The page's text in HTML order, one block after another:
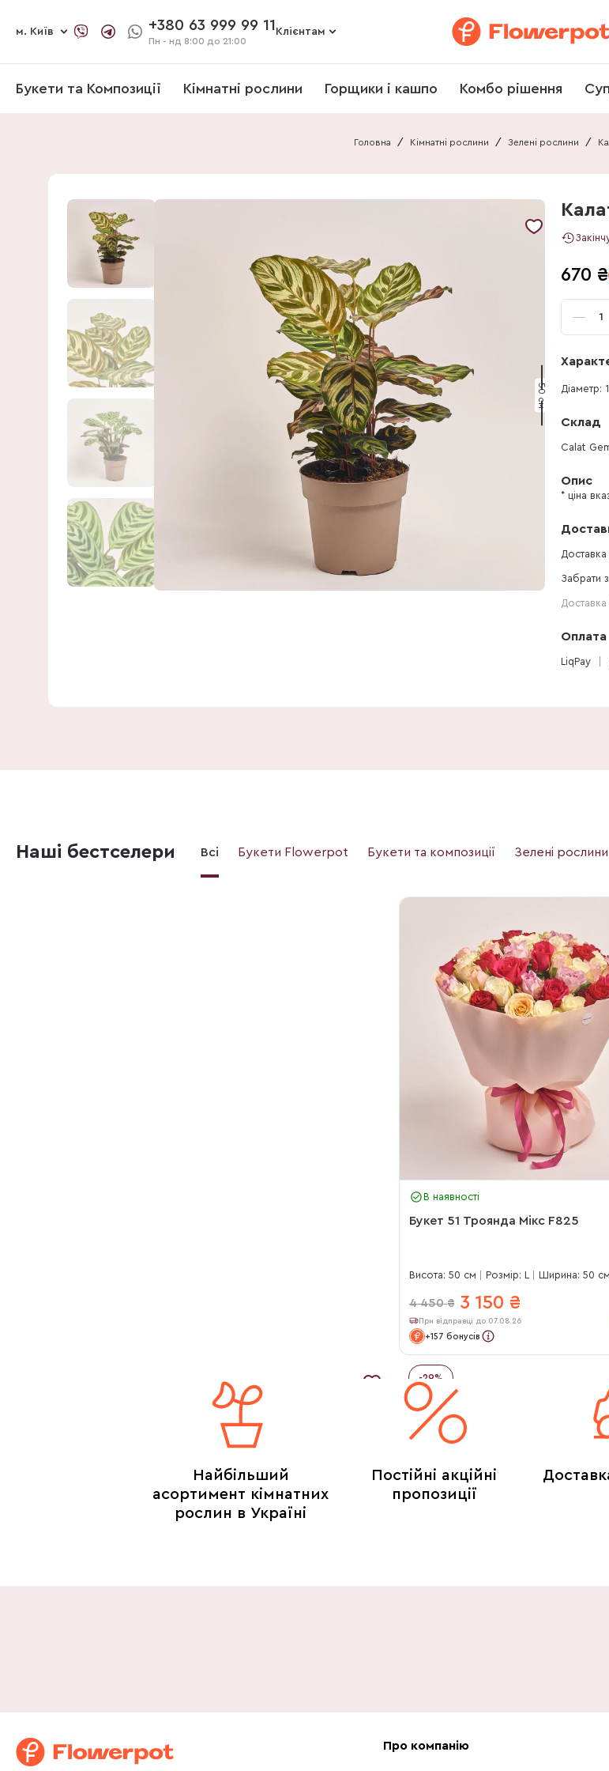
м. Київ +380 63 999 99 11
Пн - нд 8:00 до 21:00
Клієнтам
Букети та Композиції Кімнатні рослини Горщики і кашпо Комбо рішення
Головна / Кімнатні рослини / Зелені рослини /
50 см
670 ₴
1
Діаметр:
Склад
Calat
Опис
* ціна
Доставка
Забрати
Оплата
LiqPay
Наші бестселери Всі Букети Flowerpot Букети та композиції Зелені рослини
В наявності
Букет 51 Троянда Мікс F825
Висота: 50 см Розмір: L Ширина: 50 см
4 450 ₴ 3 150 ₴
При відправці до 07.08.26
+157 бонусів
-29%
Найбільший
асортимент кімнатних
рослин в Україні
Постійні акційні
пропозиції
Про компанію